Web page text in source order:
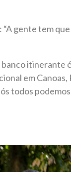
gente tem
banco itinerante
em Canoas,
todos